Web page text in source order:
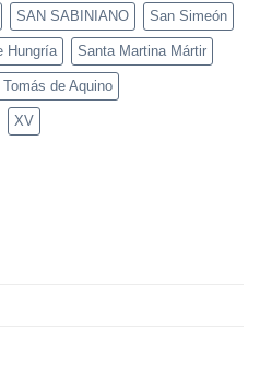
SAN SABINIANO San Simeón
Hungría Santa Martina Mártir
de Aquino
XV